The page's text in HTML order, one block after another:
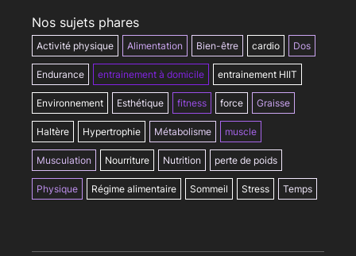
Nos sujets phares
Activité physique Alimentation Bien-être cardio Dos
Endurance entrainement à domicile entrainement HIIT
Environnement Esthétique fitness force Graisse
Haltère Hypertrophie Métabolisme muscle
Musculation Nourriture Nutrition perte de poids
Physique Régime alimentaire Sommeil Stress Temps